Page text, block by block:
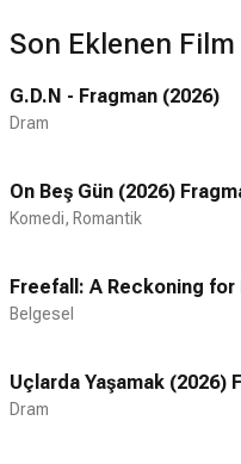
Son Eklenen Film
G.D.N - Fragman (2026)
Dram
On Beş Gün (2026)
Komedi, Romantik
Freefall: A Reckoning for
Belgesel
Uçlarda Yaşamak (2026)
Dram